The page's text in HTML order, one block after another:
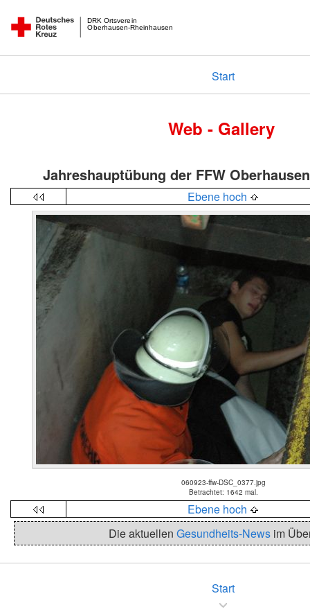
Oberhausen-Rheinhausen
DRK Ortsverein
Start
Web - Gallery
Jahreshauptübung der FFW
Ebene hoch
060923-ffw-DSC_0377.jpg
Betrachtet: 1642 mal.
Ebene hoch
Die aktuellen Gesundheits-News im
Start